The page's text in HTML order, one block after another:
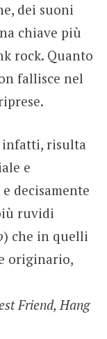
dei suoni
chiave più
rock. Quanto
fallisce nel
infatti, risulta
e
decisamente
ruvidi
) che in quelli
originario,
Friend, Hang